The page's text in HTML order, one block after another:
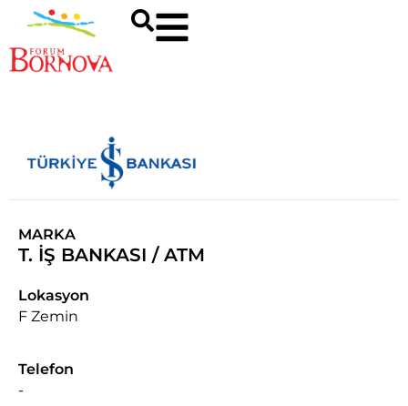
MARKA
T. İŞ BANKASI / ATM
Lokasyon
F Zemin
Telefon
-